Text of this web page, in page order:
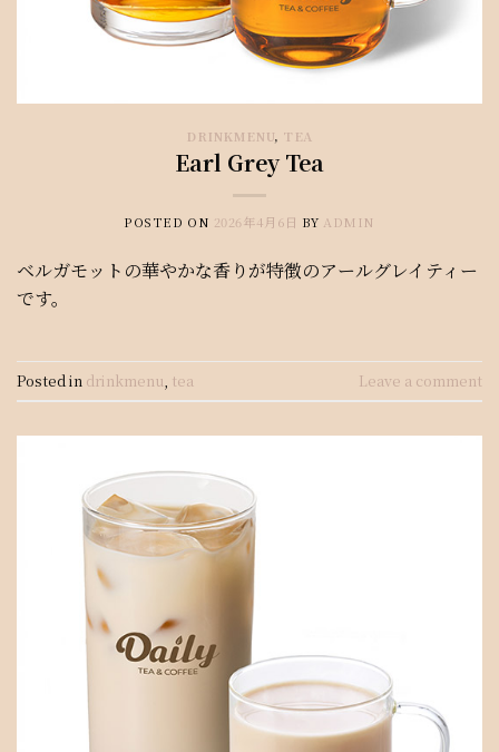
DRINKMENU, TEA
Earl Grey Tea
POSTED ON 2026年4月6日 BY ADMIN
ベルガモットの華やかな香りが特徴のアールグレイティー
です。
Posted in drinkmenu tea Leave a comment